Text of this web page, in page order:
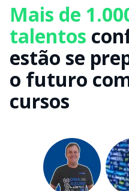
Mais de
talentos
estão se
o futuro
cursos